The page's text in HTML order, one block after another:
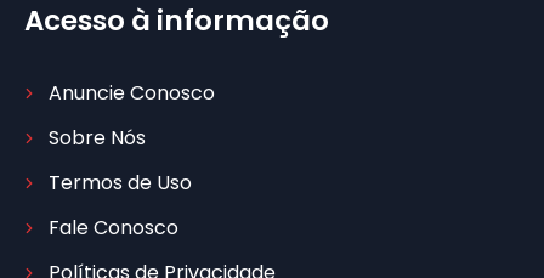
Acesso à informação
Anuncie Conosco
Sobre Nós
Termos de Uso
Fale Conosco